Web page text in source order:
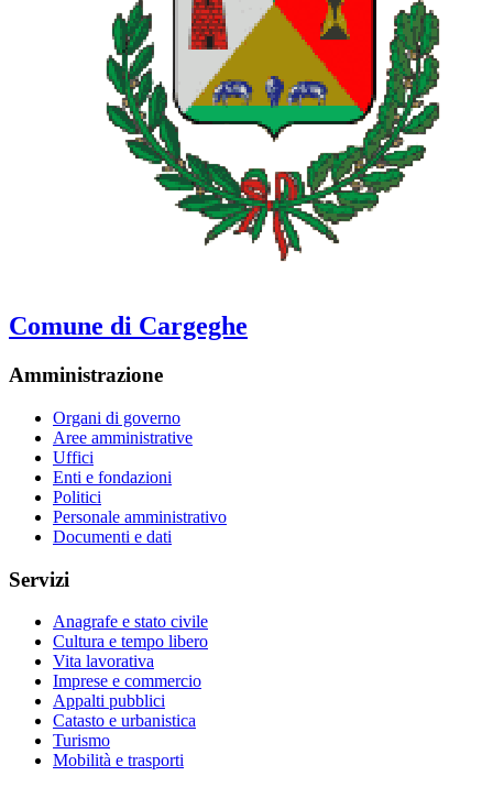
Comune di Cargeghe
Amministrazione
Organi di governo
Aree amministrative
Uffici
Enti e fondazioni
Politici
Personale amministrativo
Documenti e dati
Servizi
Anagrafe e stato civile
Cultura e tempo libero
Vita lavorativa
Imprese e commercio
Appalti pubblici
Catasto e urbanistica
Turismo
Mobilità e trasporti